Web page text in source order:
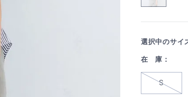
選択中のサイ
在 庫：
S